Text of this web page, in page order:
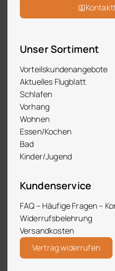
Unser Sortiment
Vorteilskundenangebote
Aktuelles Flugblatt
Schlafen
Vorhang
Wohnen
Essen/Kochen
Bad
Kinder/Jugend
Kundenservice
FAQ – Häufige Fragen –
Widerrufsbelehrung
Versandkosten
Vertrag widerrufen